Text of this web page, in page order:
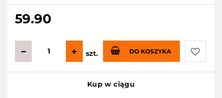
59.90
szt. DO KOSZYKA
Do
Kup w ciągu